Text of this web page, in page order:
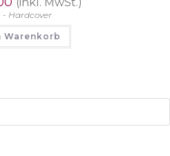
- Hardcover
Warenkorb